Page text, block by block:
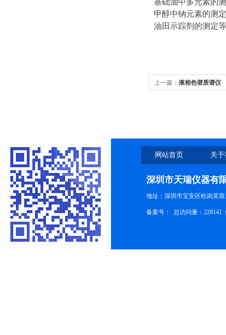
基础油中多元素的
甲醇中钠元素的测
油田示踪剂的测定
上一篇： 液相色谱质谱仪
网站首页 关
深圳市天瑞仪器有
地址：深圳市宝安区松岗芙
备案号： 总访问量：228141